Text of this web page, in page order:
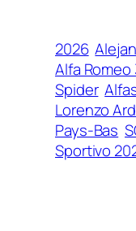
2026
Alfa
Spider
Lorenzo
Pays-Bas
Sportivo